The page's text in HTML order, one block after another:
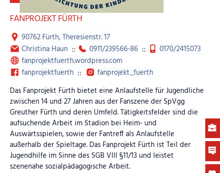
FANPROJEKT FÜRTH
90762 Fürth, Theresienstr. 17
Christina Haun :: 0911/239566-86::
0170/2415073
fanprojektfuerth.wordpress.com
fanprojektfuerth ::
fanprojekt_fuerth
Das Fanprojekt Fürth bietet eine Anlaufstelle für Jugendliche
zwischen 14 und 27 Jahren aus der Fanszene der SpVgg
Greuther Fürth und deren Umfeld. Tätigkeitsfelder sind die
aufsuchende Arbeit im Stadion bei Heim- und
Auswärtsspielen, sowie der Fantreff als Anlaufstelle
außerhalb der Spieltage. Das Fanprojekt Fürth ist Teil der
Jugendhilfe im Sinne des SGB VIII §11/13 und leistet
szenenahe sozialpädagogische Arbeit.